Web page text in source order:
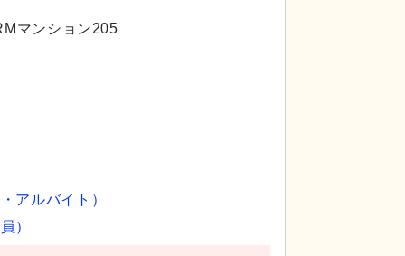
マンション205
アルバイト）
）